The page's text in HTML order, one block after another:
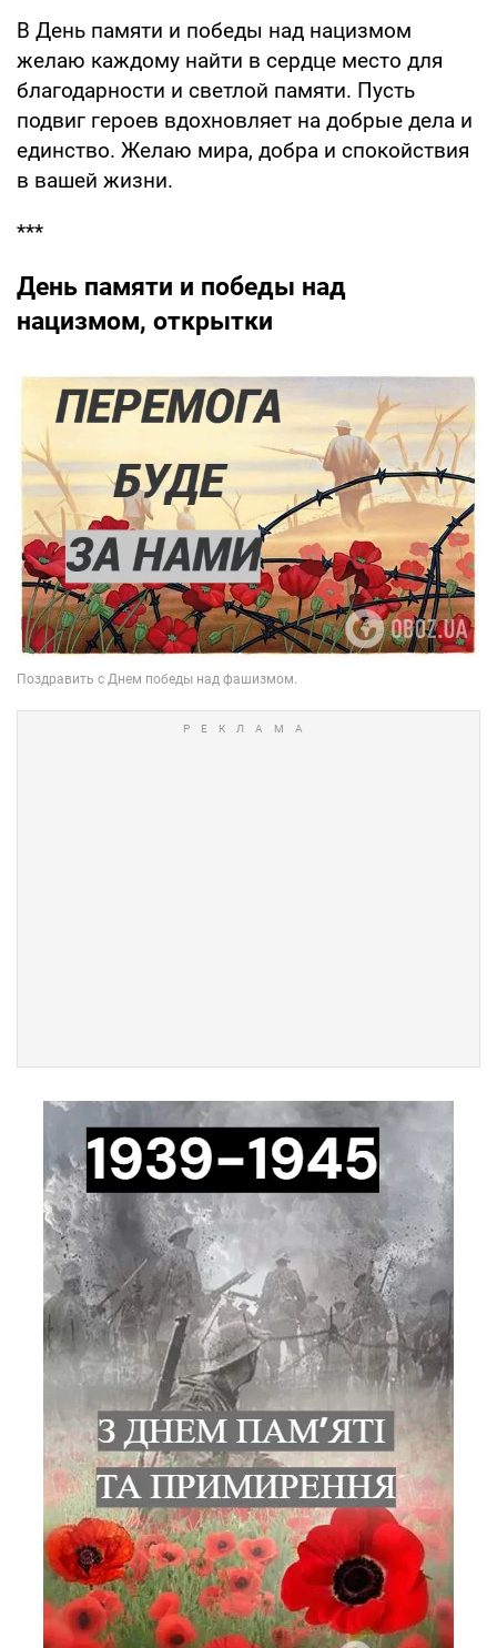
В День памяти и победы над нацизмом
желаю каждому найти в сердце место для
благодарности и светлой памяти. Пусть
подвиг героев вдохновляет на добрые дела и
единство. Желаю мира, добра и спокойствия
в вашей жизни.
***
День памяти и победы над
нацизмом, открытки